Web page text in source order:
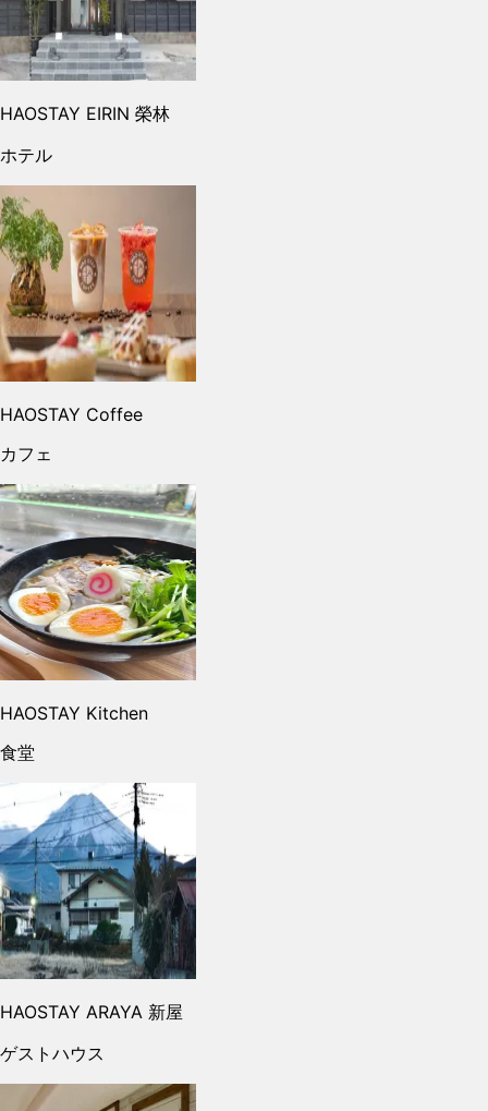
HAOSTAY EIRIN 榮林
ホテル
HAOSTAY Coffee
カフェ
HAOSTAY Kitchen
食堂
HAOSTAY ARAYA 新屋
ゲストハウス